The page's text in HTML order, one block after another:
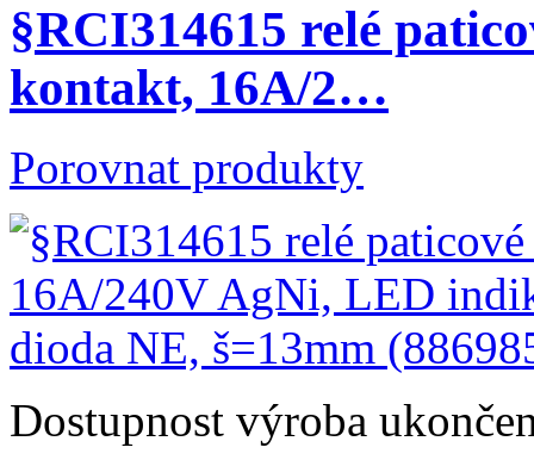
§RCI314615 relé
kontakt, 16A/2…
Porovnat produkty
Dostupnost výroba